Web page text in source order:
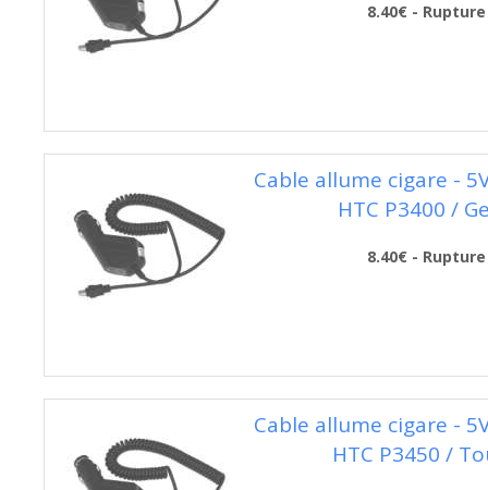
8.40€ - Rupture
Cable allume cigare -
HTC P3400 /
8.40€ - Rupture
Cable allume cigare -
HTC P3450 /